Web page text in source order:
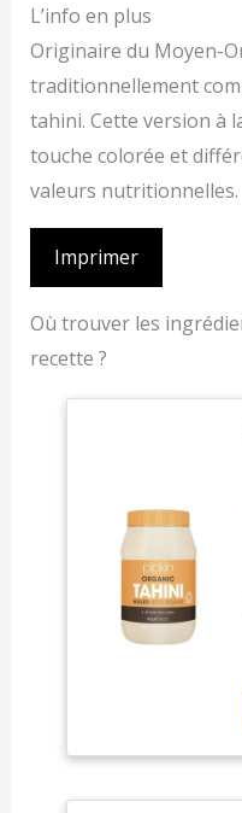
L’info en plus
Originaire du Moyen-
traditionnellement
tahini. Cette version à
touche colorée et
valeurs nutritionnelles.
Imprimer
Où trouver les
recette ?